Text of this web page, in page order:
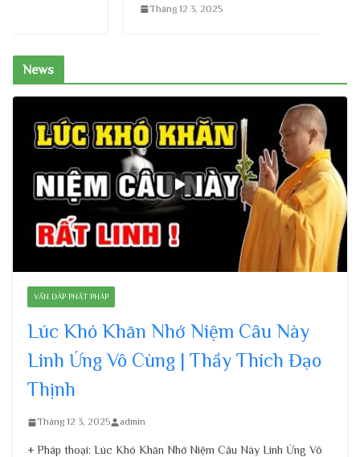
News
VẤN ĐÁP PHẬT PHÁP
Lúc Khó Khăn Nhớ Niệm Câu Này
Linh Ứng Vô Cùng | Thầy Thích Đạo
Thịnh
Tháng 12 3, 2025 admin
+ Pháp thoại: Lúc Khó Khăn Nhớ Niệm Câu Này Linh Ứng Vô